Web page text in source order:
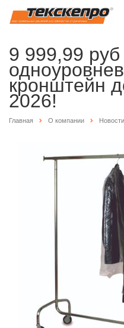
9 999,99 руб
кронштейн
2026!
Главная О компании Новости